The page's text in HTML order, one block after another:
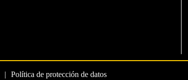
Política de protección de datos